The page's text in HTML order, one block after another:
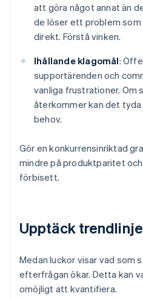
att göra något annat än
de löser ett problem
direkt. Förstå vinken.
Ihållande klagomål:
supportärenden och
vanliga frustrationer. Om
återkommer kan det
behov.
Gör en konkurrensinriktad
mindre på produktparitet
förbisett.
Upptäck
Medan luckor visar vad som
efterfrågan ökar. Detta kan
omöjligt att kvantifiera.